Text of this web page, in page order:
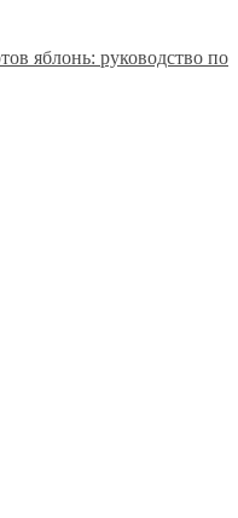
яблонь: руководство по